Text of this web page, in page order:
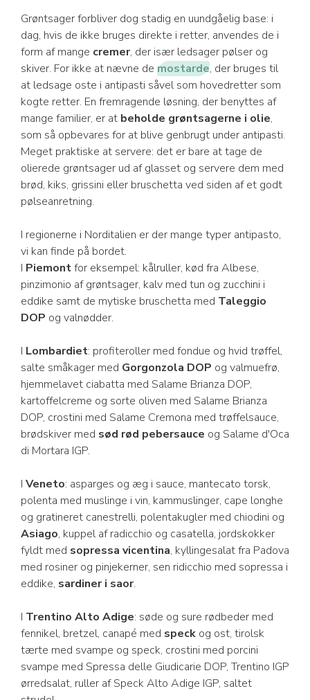
Grøntsager forbliver dog stadig en uundgåelig base: i
dag, hvis de ikke bruges direkte i retter, anvendes de i
form af mange cremer, der især ledsager pølser og
skiver. For ikke at nævne de mostarde, der bruges til
at ledsage oste i antipasti såvel som hovedretter som
kogte retter. En fremragende løsning, der benyttes af
mange familier, er at beholde grøntsagerne i olie,
som så opbevares for at blive genbrugt under antipasti.
Meget praktiske at servere: det er bare at tage de
olierede grøntsager ud af glasset og servere dem med
brød, kiks, grissini eller bruschetta ved siden af et godt
pølseanretning.
I regionerne i Norditalien er der mange typer antipasto,
vi kan finde på bordet.
I Piemontfor eksempel: kålruller, kød fra Albese,
pinzimonio af grøntsager, kalv med tun og zucchini i
eddike samt de mytiske bruschetta med Taleggio
DOP og valnødder.
I Lombardiet: profiteroller med fondue og hvid trøffel,
salte småkager med Gorgonzola DOP og valmuefrø,
hjemmelavet ciabatta med Salame Brianza DOP,
kartoffelcreme og sorte oliven med Salame Brianza
DOP, crostini med Salame Cremona med trøffelsauce,
brødskiver med sød rød pebersauce og Salame d'Oca
di Mortara IGP.
I Veneto: asparges og æg i sauce, mantecato torsk,
polenta med muslinge i vin, kammuslinger, cape longhe
og gratineret canestrelli, polentakugler med chiodini og
Asiago, kuppel af radicchio og casatella, jordskokker
fyldt med sopressa vicentina, kyllingesalat fra Padova
med rosiner og pinjekerner, sen ridicchio med sopressa i
eddike, sardiner i saor.
I Trentino Alto Adige: søde og sure rødbeder med
fennikel, bretzel, canapé med speck og ost, tirolsk
tærte med svampe og speck, crostini med porcini
svampe med Spressa delle Giudicarie DOP, Trentino IGP
ørredsalat, ruller af Speck Alto Adige IGP, saltet